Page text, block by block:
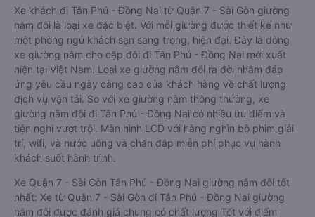
Xe khách đi Tân Phú - Đồng Nai từ Quận 7 - Sài Gòn giường
nằm đôi là loại xe đặc biệt. Với mỗi giường được thiết kế như
một phòng ngủ khách sạn sang trọng, hiện đại. Đây là dòng
xe giường nằm cho cặp đôi đi Tân Phú - Đồng Nai mới xuất
hiện tại Việt Nam. Loại xe giường nằm đôi ra đời nhằm đáp
ứng yêu cầu ngày càng cao của khách hàng về chất lượng
dịch vụ vận tải. So với xe giường nằm thông thường, xe
giường nằm đôi đi Tân Phú - Đồng Nai có nhiều ưu điểm và
tiện nghi vượt trội. Màn hình LCD với hàng nghìn bộ phim giải
trí, wifi, và nước uống và chăn đắp miễn phí phục vụ hành
khách suốt hành trình.
Xe Quận 7 - Sài Gòn Tân Phú - Đồng Nai giường nằm đôi tốt
nhất: Xe từ Quận 7 - Sài Gòn đi Tân Phú - Đồng Nai giường
nằm đôi được đánh giá chung có chất lượng Tốt với điểm